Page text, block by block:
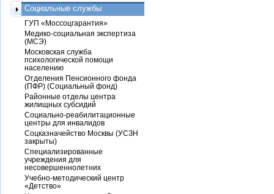
Социальные службы
ГУП «Моссоцгарантия»
Медико-социальная экспертиза
(МСЭ)
Московская служба
психологической помощи
населению
Отделения Пенсионного фонда
(ПФР) (Социальный фонд)
Районные отделы центра
жилищных субсидий
Социально-реабилитационные
центры для инвалидов
Соцказначейство Москвы (УСЗН
закрыты)
Специализированные
учреждения для
несовершеннолетних
Учебно-методический центр
«Детство»